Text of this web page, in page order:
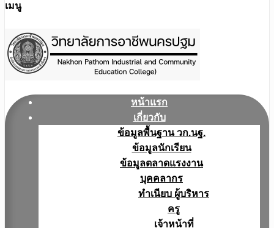
เมนู
หน้าแรก
เกี่ยวกับ
ข้อมูลพื้นฐาน วก.นฐ.
ข้อมูลนักเรียน
ข้อมูลตลาดแรงงาน
บุคคลากร
ทำเนียบ ผู้บริหาร
ครู
เจ้าหน้าที่